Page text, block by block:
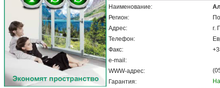
Наименование:
Регион:
Адрес:
Телефон:
Факс:
e-mail:
WWW-адрес:
Гарантия:
г.